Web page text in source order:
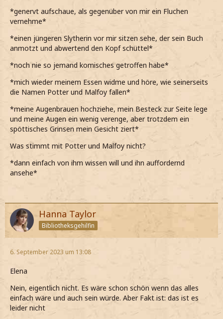
*genervt aufschaue, als gegenüber von mir ein Fluchen
vernehme*
*einen jüngeren Slytherin vor mir sitzen sehe, der sein Buch
anmotzt und abwertend den Kopf schüttel*
*noch nie so jemand komisches getroffen habe*
*mich wieder meinem Essen widme und höre, wie seinerseits
die Namen Potter und Malfoy fallen*
*meine Augenbrauen hochziehe, mein Besteck zur Seite lege
und meine Augen ein wenig verenge, aber trotzdem ein
spöttisches Grinsen mein Gesicht ziert*
Was stimmt mit Potter und Malfoy nicht?
*dann einfach von ihm wissen will und ihn auffordernd
ansehe*
Hanna Taylor
Bibliotheksgehilfin
6. September 2023 um 13:08
Elena
Nein, eigentlich nicht. Es wäre schon schön wenn das alles
einfach wäre und auch sein würde. Aber Fakt ist: das ist es
leider nicht